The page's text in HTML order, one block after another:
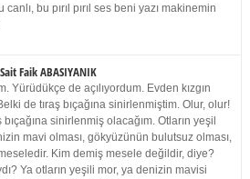
bu pırıl pırıl ses beni yazı makinemin
Faik ABASIYANIK
Yürüdükçe de açılıyordum. Evden kızgın
Belki de tıraş bıçağına sinirlenmiştim. Olur, olur!
bıçağına sinirlenmiş olacağım. Otların yeşil
mavi olması, gökyüzünün bulutsuz olması,
Kim demiş mesele değildir, diye?
Ya otların yeşili mor, ya denizin mavisi